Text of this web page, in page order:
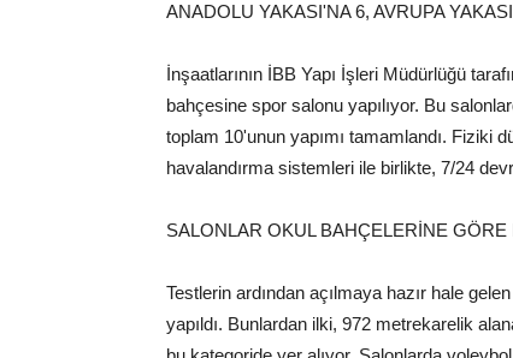
ANADOLU YAKASI'NA 6, AVRUPA
İnşaatlarının İBB Yapı İşleri Müdürlüğü
bahçesine spor salonu yapılıyor. Bu
toplam 10'unun yapımı tamamlandı. Fiziki
havalandırma sistemleri ile birlikte, 7/24
SALONLAR OKUL BAHÇELERİNE
Testlerin ardından açılmaya hazır hale
yapıldı. Bunlardan ilki, 972 metrekarelik